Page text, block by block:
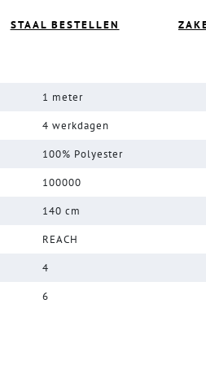
STAAL BESTELLEN
1 meter
4 werkdagen
100% Polyester
100000
140 cm
REACH
4
6